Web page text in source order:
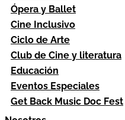
Ópera y Ballet
Cine Inclusivo
Ciclo de Arte
Club de Cine y literatura
Educación
Eventos Especiales
Get Back Music Doc Fest